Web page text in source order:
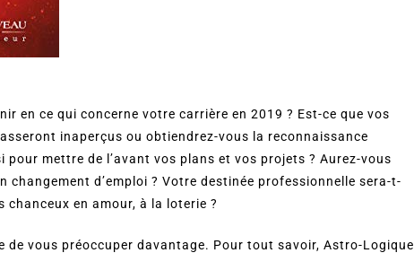
en ce qui concerne votre carrière en 2019 ? Est-ce que vos
­inaperçus ou obtiendrez-vous la reconnaissance
pour mettre de l’avant vos plans et vos projets ? Aurez-vous
changement d’emploi ? Votre destinée professionnelle sera-t-
chanceux en amour, à la loterie ?
de vous préoccuper davantage. Pour tout savoir, Astro-Logique